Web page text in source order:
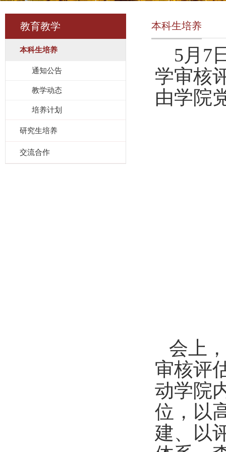
教育教学
本科生培养
通知公告
教学动态
培养计划
研究生培养
交流合作
本科生培养
5月 7
学审核
由学院
会上，
审核评
动学院
位，以
建、以